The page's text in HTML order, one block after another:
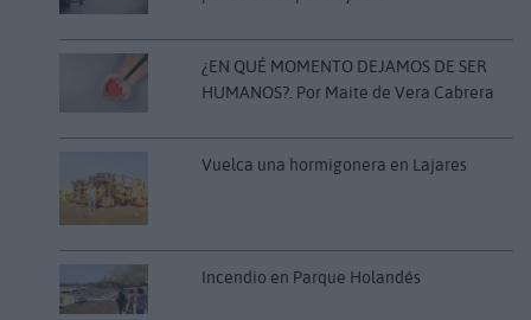
¿EN QUÉ MOMENTO DEJAMOS DE SER
HUMANOS?. Por Maite de Vera Cabrera
Vuelca una hormigonera en Lajares
Incendio en Parque Holandés